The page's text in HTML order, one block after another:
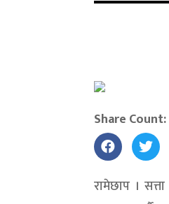
Share
रामेछाप ।